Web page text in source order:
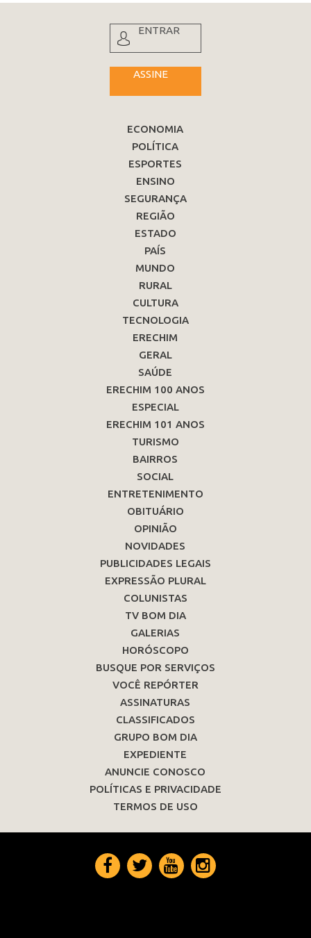
ENTRAR
ASSINE
ECONOMIA
POLÍTICA
ESPORTES
ENSINO
SEGURANÇA
REGIÃO
ESTADO
PAÍS
MUNDO
RURAL
CULTURA
TECNOLOGIA
ERECHIM
GERAL
SAÚDE
ERECHIM 100 ANOS
ESPECIAL
ERECHIM 101 ANOS
TURISMO
BAIRROS
SOCIAL
ENTRETENIMENTO
OBITUÁRIO
OPINIÃO
NOVIDADES
PUBLICIDADES LEGAIS
EXPRESSÃO PLURAL
COLUNISTAS
TV BOM DIA
GALERIAS
HORÓSCOPO
BUSQUE POR SERVIÇOS
VOCÊ REPÓRTER
ASSINATURAS
CLASSIFICADOS
GRUPO BOM DIA
EXPEDIENTE
ANUNCIE CONOSCO
POLÍTICAS E PRIVACIDADE
TERMOS DE USO